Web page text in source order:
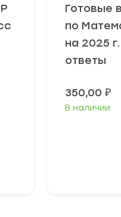
Готовые
по
на 2025
ответы
350,00 ₽
В наличии